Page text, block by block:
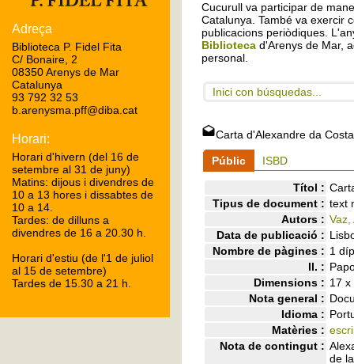
Cucurull va participar de
Catalunya. També va exercir
publicacions periòdiques.
Biblioteca d'Arenys de Mar,
personal.
Inici con búsquedas...
Carta d'Alexandre da
Públic ISBD
Títol :
Tipus de document : text
Autors : Vaz,
Data de publicació :
Nombre de pàgines : 1
ll. :
Dimensions : 17 x
Nota general :
Idioma :
Matèries :
Nota de contingut :
de
Adreça
Biblioteca P. Fidel Fita
C/ Bonaire, 2
08350 Arenys de Mar
Catalunya
93 792 32 53
b.arenysma.pff@diba.cat
Horari:
Horari d'hivern (del 16 de
setembre al 31 de juny)
Matins: dijous i divendres de
10 a 13 hores i dissabtes de
10 a 14.
Tardes: de dilluns a
divendres de 16 a 20.30 h.
Horari d'estiu (de l'1 de juliol
al 15 de setembre)
Tardes de 15.30 a 21 h.